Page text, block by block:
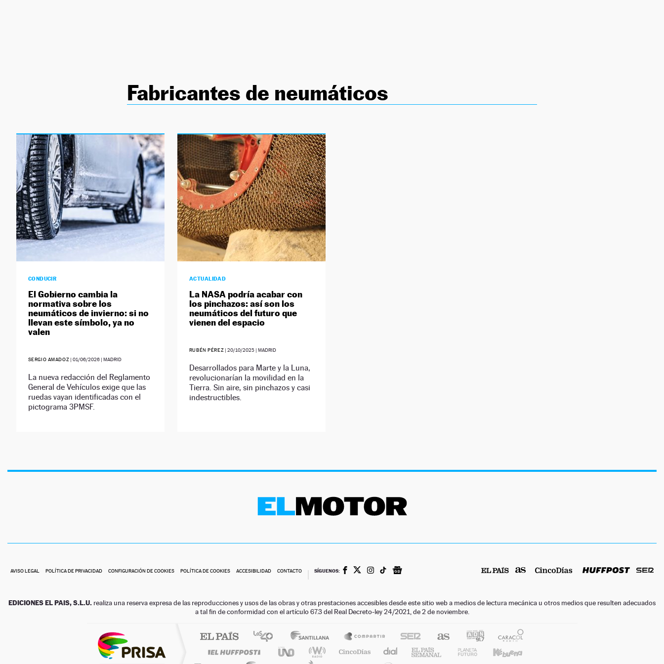
Fabricantes de neumáticos
CONDUCIR
El Gobierno cambia la
normativa sobre los
neumáticos de invierno: si no
llevan este símbolo, ya no
valen
SERGIO AMADOZ |01/06/2026 | MADRID
La nueva redacción del Reglamento
General de Vehículos exige que las
ruedas vayan identificadas con el
pictograma 3PMSF.
ACTUALIDAD
La NASA podría acabar con
los pinchazos: así son los
neumáticos del futuro que
vienen del espacio
RUBÉN PÉREZ |20/10/2025 | MADRID
Desarrollados para Marte y la Luna,
revolucionarían la movilidad en la
Tierra. Sin aire, sin pinchazos y casi
indestructibles.
AVISO LEGAL POLÍTICA DE PRIVACIDAD CONFIGURACIÓN DE COOKIES POLÍTICA DE COOKIES ACCESIBILIDAD CONTACTO SÍGUENOS:
EDICIONES EL PAIS, S.L.U. realiza una reserva expresa de las reproducciones y usos de las obras y otras prestaciones accesibles desde este sitio web a medios de lectura mecánica u otros medios que resulten adecuados
a tal fin de conformidad con el artículo 67.3 del Real Decreto-ley 24/2021, de 2 de noviembre.